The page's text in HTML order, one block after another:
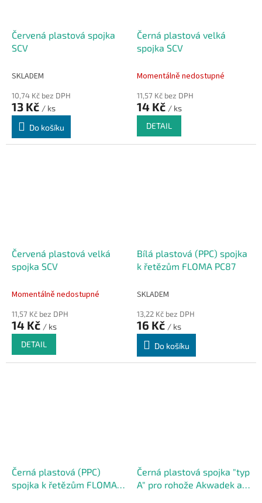
Červená plastová spojka
SCV
SKLADEM
10,74 Kč bez DPH
13 Kč / ks
Do košíku
Černá plastová velká
spojka SCV
Momentálně nedostupné
11,57 Kč bez DPH
14 Kč / ks
DETAIL
Červená plastová velká
spojka SCV
Momentálně nedostupné
11,57 Kč bez DPH
14 Kč / ks
DETAIL
Bílá plastová (PPC) spojka
k řetězům FLOMA PC87
SKLADEM
13,22 Kč bez DPH
16 Kč / ks
Do košíku
Černá plastová (PPC)
spojka k řetězům FLOMA
Černá plastová spojka "typ
A" pro rohože Akwadek a